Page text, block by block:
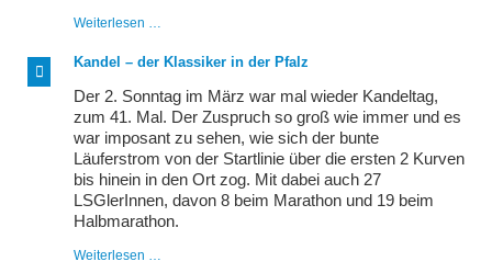
Weiterlesen …
fest
verbunden
Kandel – der Klassiker in der Pfalz
Der 2. Sonntag im März war mal wieder Kandeltag,
zum 41. Mal. Der Zuspruch so groß wie immer und es
war imposant zu sehen, wie sich der bunte
Läuferstrom von der Startlinie über die ersten 2 Kurven
bis hinein in den Ort zog. Mit dabei auch 27
LSGlerInnen, davon 8 beim Marathon und 19 beim
Halbmarathon.
Weiterlesen …